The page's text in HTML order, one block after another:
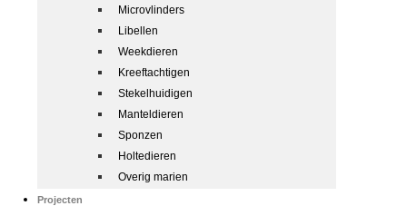
Microvlinders
Libellen
Weekdieren
Kreeftachtigen
Stekelhuidigen
Manteldieren
Sponzen
Holtedieren
Overig marien
Projecten